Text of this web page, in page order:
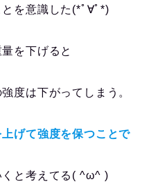
を意識した(*ﾟ∀ﾟ*)
を下げると
度は下がってしまう。
げて強度を保つことで
くと考えてる( ^ω^ )